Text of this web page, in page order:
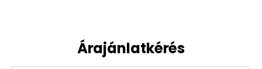
Árajánlatkérés